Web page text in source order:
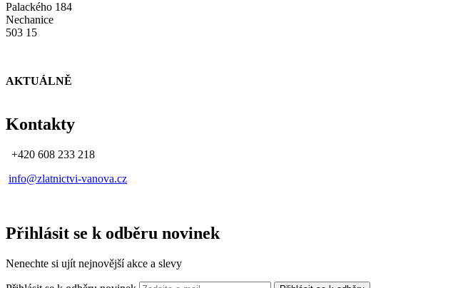
Palackého 184
Nechanice
503 15
AKTUÁLNĚ
Kontakty
+420 608 233 218
info@zlatnictvi-vanova.cz
Přihlásit se k odběru novinek
Nenechte si ujít nejnovější akce a slevy